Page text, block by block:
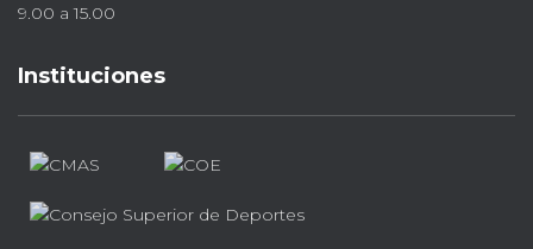
9.00 a 15.00
Instituciones